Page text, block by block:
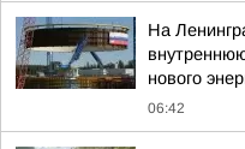
На
нового
06:42